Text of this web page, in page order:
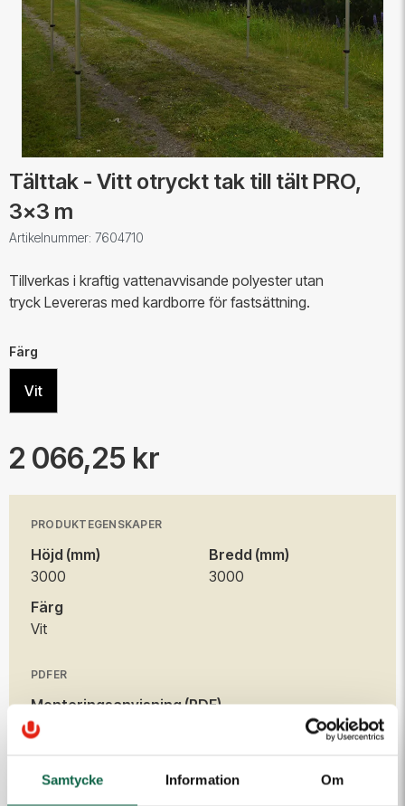
Samtycke Information Om
Tälttak - Vitt otryckt tak till tält PRO,
3x3 m
Artikelnummer: 7604710
Tillverkas i kraftig vattenavvisande polyester utan
tryck Levereras med kardborre för fastsättning.
Färg
Vit
2 066,25 kr
PRODUKTEGENSKAPER
Höjd (mm)
3000
Bredd (mm)
3000
Färg
Vit
PDFER
Monteringsanvisning (PDF)
Talt_monteringsanvisning.pdf
Produkten är en beställningsvara. Ange dina uppgifter